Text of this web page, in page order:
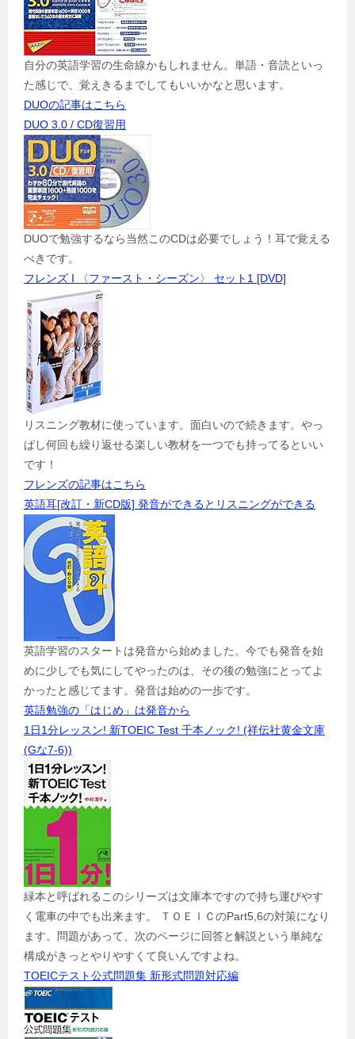
自分の英語学習の生命線かもしれません。単語・音読といっ
た感じで、覚えきるまでしてもいいかなと思います。
DUOの記事はこちら
DUO 3.0 / CD復習用
DUOで勉強するなら当然このCDは必要でしょう！耳で覚える
べきです。
フレンズ I 〈ファースト・シーズン〉 セット1 [DVD]
リスニング教材に使っています。面白いので続きます。やっ
ぱし何回も繰り返せる楽しい教材を一つでも持ってるといい
です！
フレンズの記事はこちら
英語耳[改訂・新CD版] 発音ができるとリスニングができる
英語学習のスタートは発音から始めました。今でも発音を始
めに少しでも気にしてやったのは、その後の勉強にとってよ
かったと感じてます。発音は始めの一歩です。
英語勉強の「はじめ」は発音から
1日1分レッスン! 新TOEIC Test 千本ノック! (祥伝社黄金文庫
(Gな7-6))
緑本と呼ばれるこのシリーズは文庫本ですので持ち運びやす
く電車の中でも出来ます。 ＴＯＥＩＣのPart5,6の対策になり
ます。問題があって、次のページに回答と解説という単純な
構成がきっとやりやすくて良いんですよね。
TOEICテスト公式問題集 新形式問題対応編